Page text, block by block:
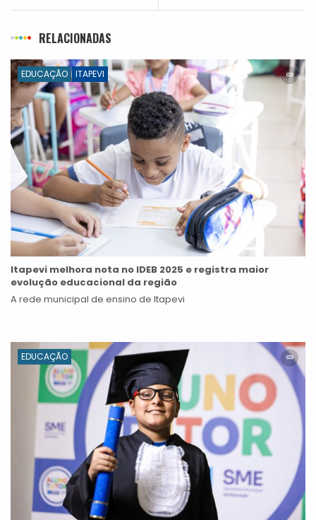
RELACIONADAS
EDUCAÇÃO ITAPEVI
Itapevi melhora nota no IDEB 2025 e registra maior
evolução educacional da região
A rede municipal de ensino de Itapevi
EDUCAÇÃO